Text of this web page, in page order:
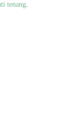
tenang.